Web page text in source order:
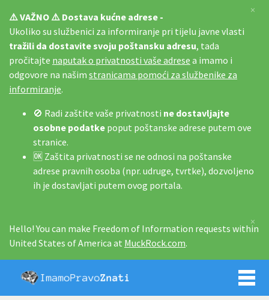
⚠️ VAŽNO ⚠️ Dostava kućne adrese -
Ukoliko su službenici za informiranje pri tijelu javne vlasti
tražili da dostavite svoju poštansku adresu, tada
pročitajte naputak o privatnosti vaše adrese a imamo i
odgovore na našim stranicama pomoći za službenike za
informiranje.
🚫 Radi zaštite vaše privatnosti ne dostavljajte
osobne podatke poput poštanske adrese putem ove
stranice.
🆗 Zaštita privatnosti se ne odnosi na poštanske
adrese pravnih osoba (npr. udruge, tvrtke), dozvoljeno
ih je dostavljati putem ovog portala.
×
Hello! You can make Freedom of Information requests within
United States of America at MuckRock.com.
×
Imamo